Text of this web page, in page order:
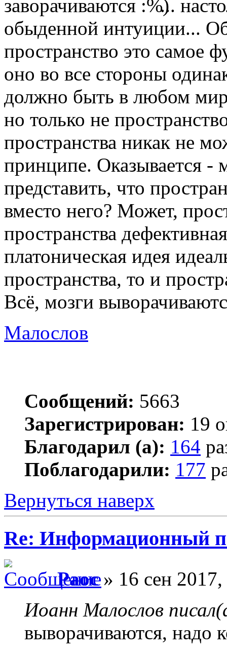
заворачиваются
...
обыденной интуиции...
пространство это самое
оно во все стороны
должно быть в любом
но только не
пространства никак не
принципе. Оказывается -
представить, что
вместо него? Может,
пространства
платоническая идея
пространства, то и
Всё, мозги
Малослов
Сообщений: 5663
Зарегистрирован: 19
Благодарил (а): 164
Поблагодарили: 177
Вернуться наверх
Re: Информационный
Раос» 16 сен 2017,
Иоанн Малослов
выворачиваются, надо